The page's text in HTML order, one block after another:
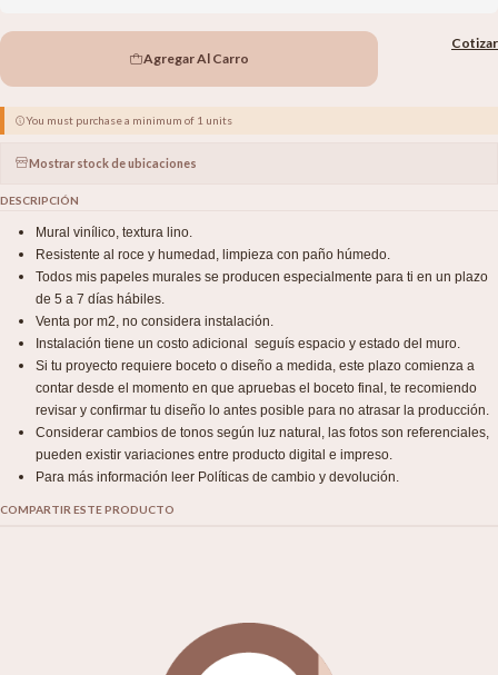
Agregar Al Carro
Cotizar
You must purchase a minimum of 1 units
Mostrar stock de ubicaciones
DESCRIPCIÓN
Mural vinílico, textura lino.
Resistente al roce y humedad, limpieza con paño húmedo.
Todos mis papeles murales se producen especialmente para ti en un plazo
de 5 a 7 días hábiles.
Venta por m2, no considera instalación.
Instalación tiene un costo adicional seguís espacio y estado del muro.
Si tu proyecto requiere boceto o diseño a medida, este plazo comienza a
contar desde el momento en que apruebas el boceto final, te recomiendo
revisar y confirmar tu diseño lo antes posible para no atrasar la producción.
Considerar cambios de tonos según luz natural, las fotos son referenciales,
pueden existir variaciones entre producto digital e impreso.
Para más información leer Políticas de cambio y devolución.
COMPARTIR ESTE PRODUCTO